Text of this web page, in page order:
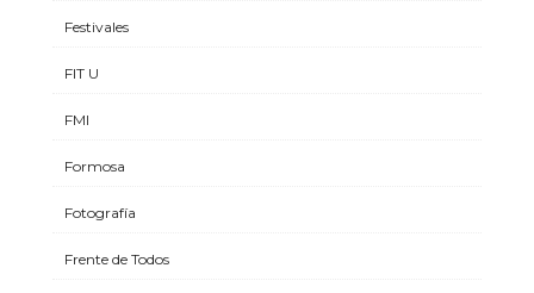
Festivales
FIT U
FMI
Formosa
Fotografía
Frente de Todos